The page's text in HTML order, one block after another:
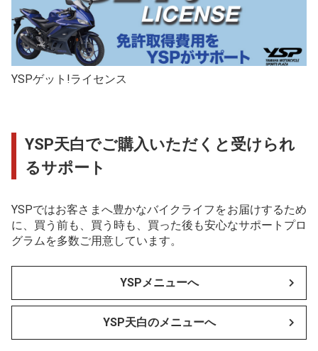
YSPゲット!ライセンス
YSP天白でご購入いただくと受けられ
るサポート
YSPではお客さまへ豊かなバイクライフをお届けするため
に、買う前も、買う時も、買った後も安心なサポートプロ
グラムを多数ご用意しています。
YSPメニューへ
YSP天白のメニューへ